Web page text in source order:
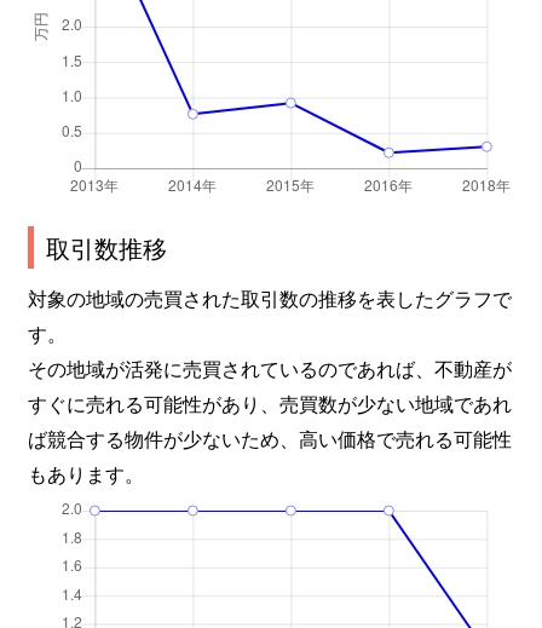
取引数推移
対象の地域の売買された取引数の推移を表したグラフで
す。
その地域が活発に売買されているのであれば、不動産が
すぐに売れる可能性があり、売買数が少ない地域であれ
ば競合する物件が少ないため、高い価格で売れる可能性
もあります。